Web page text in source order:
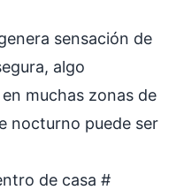
sensación de
algo
muchas zonas de
nocturno puede ser
de casa #